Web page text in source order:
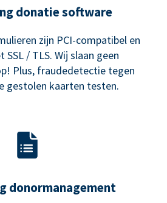
donatie software
zijn PCI-compatibel en
SSL / TLS. Wij slaan geen
Plus, fraudedetectie tegen
gestolen kaarten testen.
donormanagement